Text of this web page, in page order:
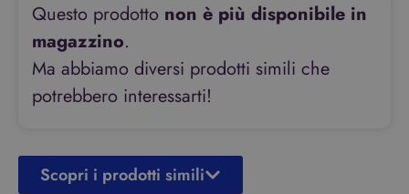
Questo prodotto non è più disponibile in
magazzino.
Ma abbiamo diversi prodotti simili che
potrebbero interessarti!
Scopri i prodotti simili